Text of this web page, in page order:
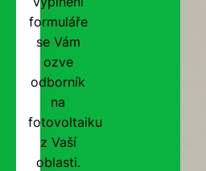
formuláře
se Vám
ozve
odborník
na
fotovoltaiku
z Vaší
oblasti.